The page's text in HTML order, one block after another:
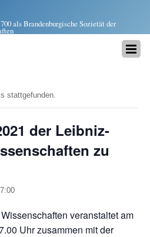
als Brandenburgische Sozietät der
stattgefunden.
der Leibniz-
zu
veranstaltet am
Uhr zusammen mit der